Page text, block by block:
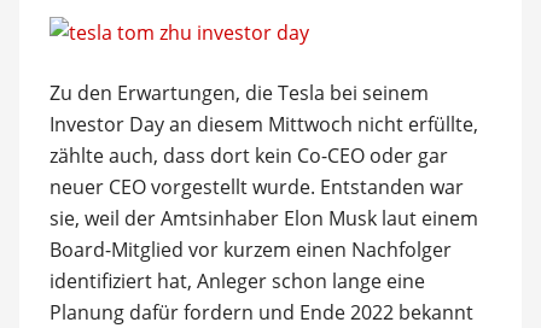
Zu den Erwartungen, die Tesla bei seinem
Investor Day an diesem Mittwoch nicht erfüllte,
zählte auch, dass dort kein Co-CEO oder gar
neuer CEO vorgestellt wurde. Entstanden war
sie, weil der Amtsinhaber Elon Musk laut einem
Board-Mitglied vor kurzem einen Nachfolger
identifiziert hat, Anleger schon lange eine
Planung dafür fordern und Ende 2022 bekannt